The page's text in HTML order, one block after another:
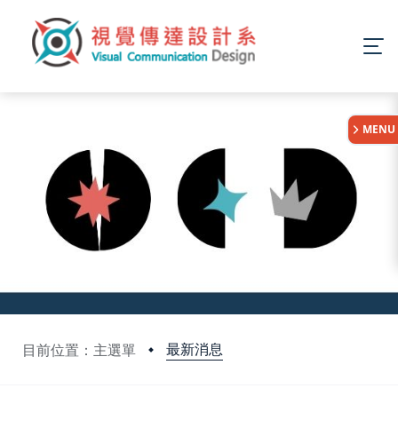
目前位置：主選單 最新消息
MENU